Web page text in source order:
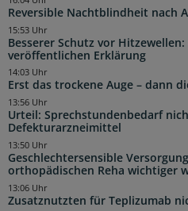
Reversible Nachtblindheit nach
Besserer Schutz vor
veröffentlichen Erklärung
15:53 Uhr
Erst das trockene Auge – dann
14:03 Uhr
Urteil: Sprechstundenbedarf
Defekturarzneimittel
13:56 Uhr
Geschlechtersensible
orthopädischen Reha wichtiger
13:50 Uhr
Zusatznutzten für Teplizumab
13:06 Uhr